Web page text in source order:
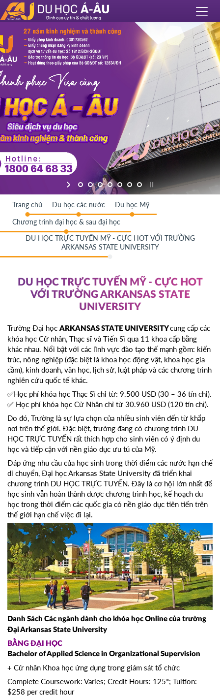
Trang chủ Du học các nước Du học Mỹ
Chương trình đại học & sau đại học
DU HỌC TRỰC TUYẾN MỸ - CỰC HOT VỚI TRƯỜNG
ARKANSAS STATE UNIVERSITY
DU HỌC TRỰC TUYẾN MỸ - CỰC HOT
VỚI TRƯỜNG ARKANSAS STATE
UNIVERSITY
Trường Đại học ARKANSAS STATE UNIVERSITYcung cấp các
khóa học Cử nhân, Thạc sĩ và Tiến Sĩ qua 11 khoa cấp bằng
khác nhau. Nổi bật với các lĩnh vực đào tạo thế mạnh gồm: kiến
trúc, nông nghiệp (đặc biệt là khoa học động vật, khoa học gia
cầm), kinh doanh, văn học, lịch sử, luật pháp và các chương trình
nghiên cứu quốc tế khác.
✅Học phí khóa học Thạc Sĩ chỉ từ: 9.500 USD (30 – 36 tín chỉ).
✅ Học phí khóa học Cử Nhân chỉ từ 30.960 USD (120 tín chỉ).
Do đó, Trường là sự lựa chọn của nhiều sinh viên đến từ khắp
nơi trên thế giới. Đặc biệt, trường đang có chương trình DU
HỌC TRỰC TUYẾN rất thích hợp cho sinh viên có ý định du
học và tiếp cận với nền giáo dục ưu tú của Mỹ.
Đáp ứng nhu cầu của học sinh trong thời điểm các nước hạn chế
di chuyển, Đại học Arkansas State University đã triển khai
chương trình DU HỌC TRỰC TUYẾN. Đây là cơ hội lớn nhất để
học sinh vẫn hoàn thành được chương trình học, kế hoạch du
học trong thời điểm các quốc gia có nền giáo dục tiên tiến trên
thế giới hạn chế việc đi lại.
Danh Sách Các ngành dành cho khóa học Online của trường
Đại Arkansas State University
BẰNG ĐẠI HỌC
Bachelor of Applied Science in Organizational Supervision
+ Cử nhân Khoa học ứng dụng trong giám sát tổ chức
Complete Coursework: Varies; Credit Hours: 125*; Tuition:
$258 per credit hour